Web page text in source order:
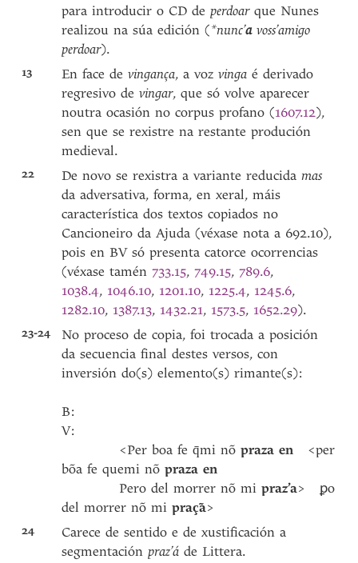
para introducir o CD deperdoarque Nunes
realizou na súa edición (*nunc’avoss’amigo
perdoar).
13 En face devingança, a vozvinga é derivado
regresivo devingar, que só volve aparecer
noutra ocasión no corpus profano (1607.12),
sen que se rexistre na restante produción
medieval.
22 De novo se rexistra a variante reducidamas
da adversativa, forma, en xeral, máis
característica dos textos copiados no
Cancioneiro da Ajuda (véxase nota a 692.10),
pois en BV só presenta catorce ocorrencias
(véxase tamén733.15,749.15,789.6,
1038.4, 1046.10, 1201.10, 1225.4, 1245.6,
1282.10, 1387.13, 1432.21, 1573.5, 1652.29).
23-24
No proceso de copia, foi trocada a posición
da secuencia final destes versos, con
inversión do(s) elemento(s) rimante(s):
B:
V:
<Per boa fe q̄mi nõpraza en <per
bõa fe quemi nõpraza en
Pero del morrer nõ mipraz’a> ꝑo
del morrer nõ mipraç̃a>
24
Carece de sentido e de xustificación a
segmentaciónpraz’á de Littera.